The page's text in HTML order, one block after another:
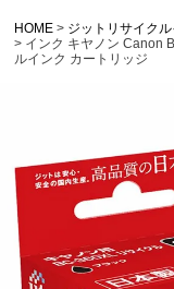
HOME
ジットリサイクル
インク キヤノン Canon
ルインク カートリッジ